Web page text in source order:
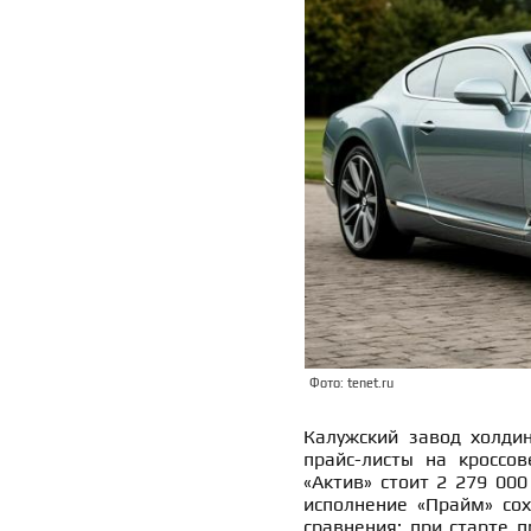
Фото: tenet.ru
Калужский завод
прайс-листы на
«Актив» стоит 2 279
исполнение «Прайм»